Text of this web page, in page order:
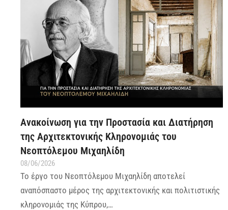
Ανακοίνωση για την Προστασία και Διατήρηση
της Αρχιτεκτονικής Κληρονομιάς του
Νεοπτόλεμου Μιχαηλίδη
08/06/2026
Το έργο του Νεοπτόλεμου Μιχαηλίδη αποτελεί
αναπόσπαστο μέρος της αρχιτεκτονικής και πολιτιστικής
κληρονομιάς της Κύπρου,…